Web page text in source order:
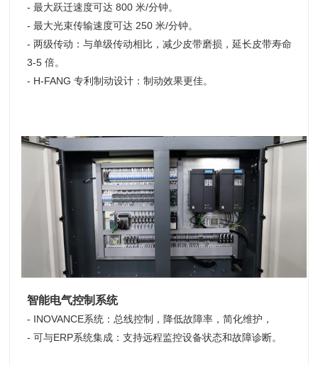
- 最大跃迁速度可达 800 米/分钟。
- 最大光束传输速度可达 250 米/分钟。
- 两级传动：与单级传动相比，减少皮带磨损，延长皮带寿命
3-5 倍。
- H-FANG 专利制动设计：制动效果更佳。
智能电气控制系统
- INOVANCE系统：总线控制，降低故障率，简化维护，
- 可与ERP系统集成：支持远程监控设备状态和故障诊断。